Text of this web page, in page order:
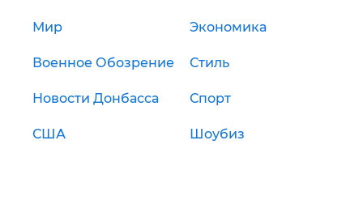
Мир Экономика
Военное Обозрение Стиль
Новости Донбасса Спорт
США Шоубиз